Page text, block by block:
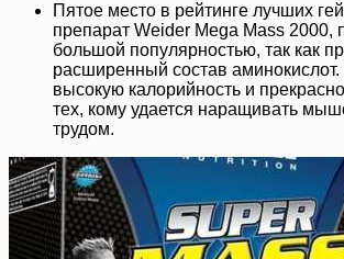
Пятое место в рейтинге лучших
препарат Weider Mega Mass 2000,
большой популярностью, так как
расширенный состав
высокую калорийность и
тех, кому удается наращивать
трудом.